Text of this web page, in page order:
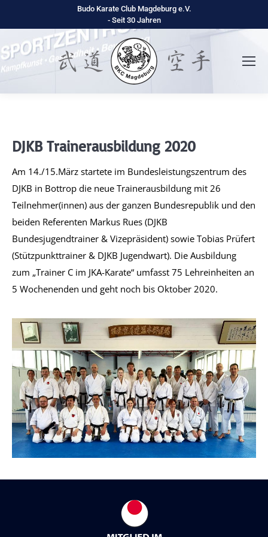
Budo Karate Club Magdeburg e.V.
- Seit 30 Jahren
DJKB Trainerausbildung 2020
Am 14./15.März startete im Bundesleistungszentrum des
DJKB in Bottrop die neue Trainerausbildung mit 26
Teilnehmer(innen) aus der ganzen Bundesrepublik und den
beiden Referenten Markus Rues (DJKB
Bundesjugendtrainer & Vizepräsident) sowie Tobias Prüfert
(Stützpunkttrainer & DJKB Jugendwart). Die Ausbildung
zum „Trainer C im JKA-Karate“ umfasst 75 Lehreinheiten an
5 Wochenenden und geht noch bis Oktober 2020.